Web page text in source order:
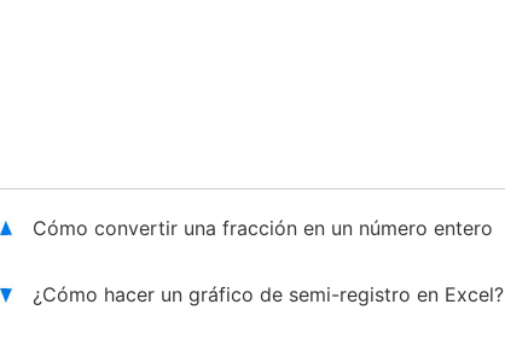
Cómo convertir una fracción en un número entero
¿Cómo hacer un gráfico de semi-registro en Excel?